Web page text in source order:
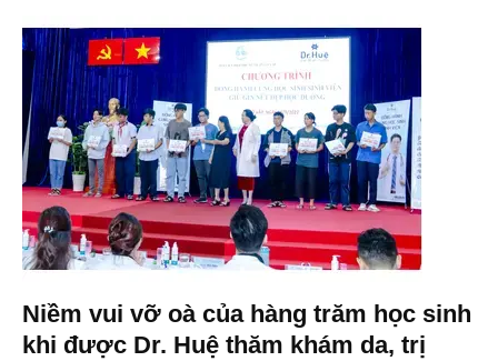
Niềm vui vỡ oà của hàng trăm học sinh
khi được Dr. Huệ thăm khám da, trị